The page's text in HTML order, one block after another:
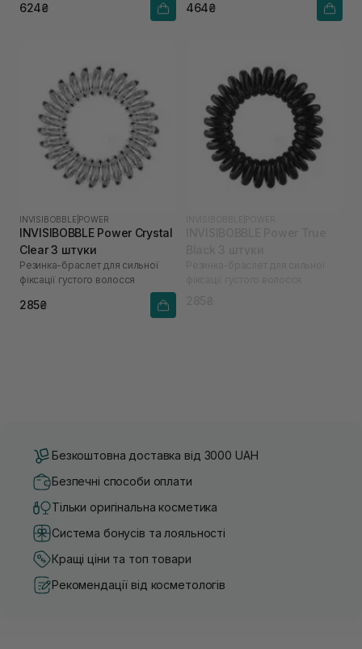
624₴ 464₴
INVISIBOBBLE POWER
INVISIBOBBLE Power Crystal
Clear 3 штуки
Резинка-браслет для сильної
фіксації густого волосся
285₴
Безкоштовна доставка від 3000 UAH
Безпечні способи оплати
Тільки оригінальна косметика
Система бонусів та лояльності
Кращі ціни та топ товари
Рекомендації від косметологів